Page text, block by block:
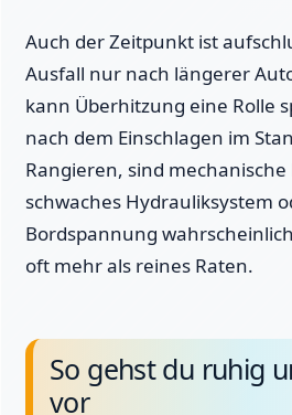
Auch der Zeitpunkt ist
Ausfall nur nach längerer
kann Überhitzung eine Rolle
nach dem Einschlagen im
Rangieren, sind
schwaches Hydrauliksystem
Bordspannung
oft mehr als reines Raten.
So gehst du ruhig
vor